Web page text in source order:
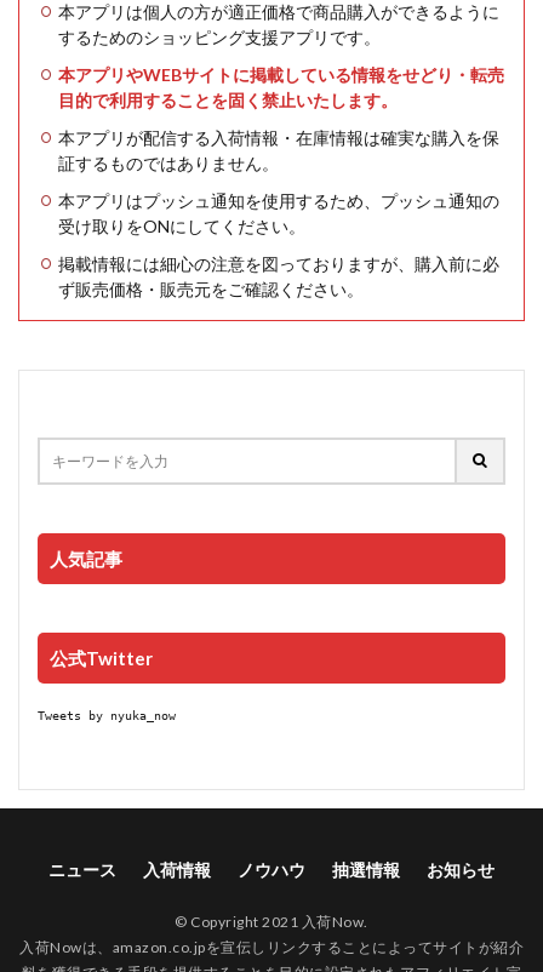
本アプリは個人の方が適正価格で商品購入ができるように
するためのショッピング支援アプリです。
本アプリやWEBサイトに掲載している情報をせどり・転売
目的で利用することを固く禁止いたします。
本アプリが配信する入荷情報・在庫情報は確実な購入を保
証するものではありません。
本アプリはプッシュ通知を使用するため、プッシュ通知の
受け取りをONにしてください。
掲載情報には細心の注意を図っておりますが、購入前に必
ず販売価格・販売元をご確認ください。
人気記事
公式Twitter
Tweets by nyuka_now
ニュース 入荷情報 ノウハウ 抽選情報 お知らせ
© Copyright 2021 入荷Now.
入荷Nowは、amazon.co.jpを宣伝しリンクすることによってサイトが紹介